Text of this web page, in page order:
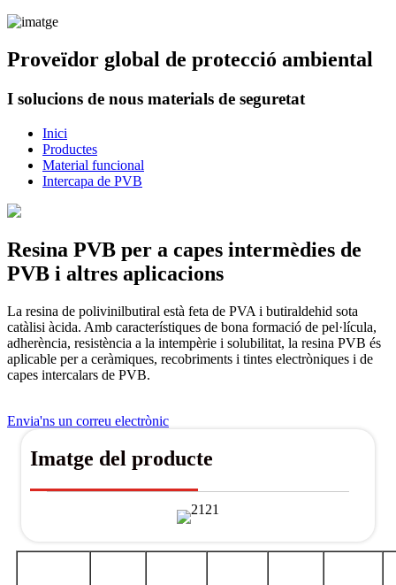
Proveïdor global de protecció ambiental
I solucions de nous materials de seguretat
Inici
Productes
Material funcional
Intercapa de PVB
Resina PVB per a capes intermèdies de
PVB i altres aplicacions
La resina de polivinilbutiral està feta de PVA i butiraldehid sota
catàlisi àcida. Amb característiques de bona formació de pel·lícula,
adherència, resistència a la intempèrie i solubilitat, la resina PVB és
aplicable per a ceràmiques, recobriments i tintes electròniques i de
capes intercalars de PVB.
Envia'ns un correu electrònic
Imatge del producte